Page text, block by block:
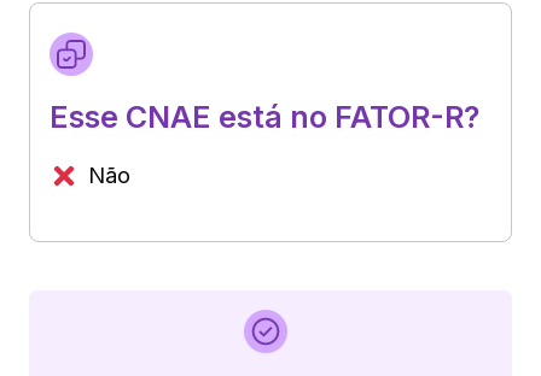
Esse CNAE está no FATOR-R?
Não